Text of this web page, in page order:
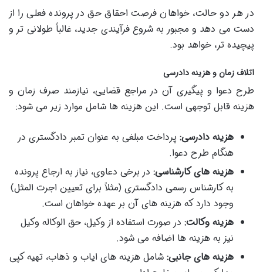
در هر دو حالت، خواهان فرصت احقاق حق در پرونده فعلی را از
دست می دهد و مجبور به شروع فرآیندی جدید، غالباً طولانی تر و
پیچیده تر، خواهد بود.
اتلاف زمان و هزینه دادرسی
طرح دعوا و پیگیری آن در مراجع قضایی، نیازمند صرف زمان و
هزینه قابل توجهی است. این هزینه ها شامل موارد زیر می شود:
هزینه دادرسی: پرداخت مبلغی به عنوان تمبر دادگستری در
هنگام طرح دعوا.
هزینه های کارشناسی: در برخی دعاوی، نیاز به ارجاع پرونده
به کارشناس رسمی دادگستری (مثلاً برای تعیین اجرت المثل)
وجود دارد که هزینه های آن بر عهده خواهان است.
هزینه وکالت: در صورت استفاده از وکیل، حق الوکاله وکیل
نیز به هزینه ها اضافه می شود.
هزینه های جانبی: شامل هزینه های ایاب و ذهاب، تهیه کپی